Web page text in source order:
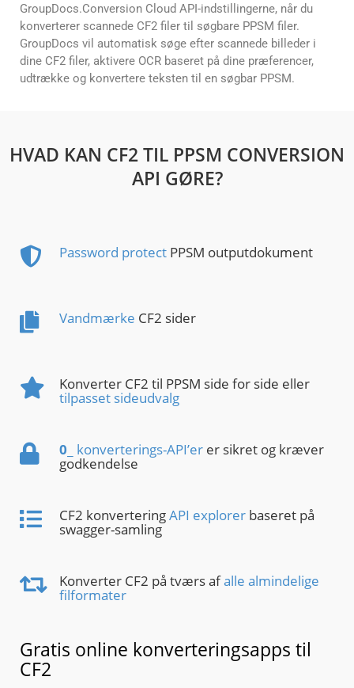
GroupDocs.Conversion Cloud API-indstillingerne, når du
konverterer scannede CF2 filer til søgbare PPSM filer.
GroupDocs vil automatisk søge efter scannede billeder i
dine CF2 filer, aktivere OCR baseret på dine præferencer,
udtrække og konvertere teksten til en søgbar PPSM.
HVAD KAN CF2 TIL PPSM CONVERSION
API GØRE?
Password protect PPSM outputdokument
Vandmærke CF2 sider
Konverter CF2 til PPSM side for side eller
tilpasset sideudvalg
0 _ konverterings-API’er er sikret og kræver
godkendelse
CF2 konverteringAPI explorer baseret på
swagger-samling
Konverter CF2 på tværs afalle almindelige
filformater
Gratis online konverteringsapps til
CF2